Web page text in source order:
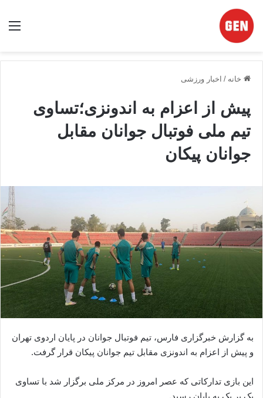
خانه / اخبار ورزشی
پیش از اعزام به اندونزی؛تساوی
تیم ملی فوتبال جوانان مقابل
جوانان پیکان
به گزارش خبرگزاری فارس، تیم فوتبال جوانان در پایان اردوى تهران
و پیش از اعزام به اندونزی مقابل تیم جوانان پیکان قرار گرفت.
این بازى تدارکاتی که عصر امروز در مرکز ملى برگزار شد با تساوى
یک بر یک به پایان رسید.